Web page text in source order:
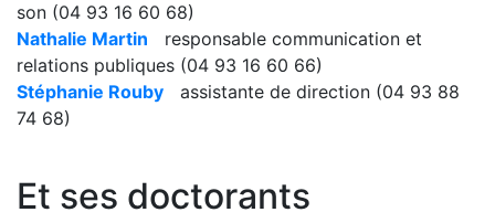
son (04 93 16 60 68)
Nathalie Martin responsable communication et
relations publiques (04 93 16 60 66)
Stéphanie Rouby assistante de direction (04 93 88
74 68)
Et ses doctorants